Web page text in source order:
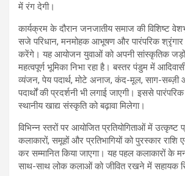
में रंग देगी।
कार्यक्रम के दौरान जनजातीय समाज की विशिष्ट
सजे परिधान, मनमोहक आभूषण और पारंपरिक श्रृंगार
करेंगे। यह आयोजन युवाओं को अपनी सांस्कृतिक
महत्वपूर्ण भूमिका निभा रहा है। बस्तर पंडुम में
व्यंजन, पेय पदार्थ, मोटे अनाज, कंद-मूल, साग-सब्ज़ी
पदार्थों की प्रदर्शनी भी लगाई जाएगी। इससे
स्थानीय खाद्य संस्कृति को बढ़ावा मिलेगा।
विभिन्न स्तरों पर आयोजित प्रतियोगिताओं में उत्कृष्ट
कलाकारों, समूहों और प्रतिभागियों को पुरस्कार राशि
कर सम्मानित किया जाएगा। यह पहल कलाकारों के
साथ-साथ लोक कलाओं को जीवित रखने में सहायक